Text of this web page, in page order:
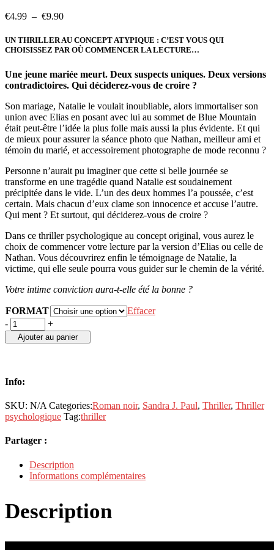
€4.99 – €9.90Plage
prix :
€4.99
€9.90
UN THRILLER AU CONCEPT ATYPIQUE : C’EST VOUS QUI
CHOISISSEZ PAR OÙ COMMENCER LA LECTURE…
Une jeune mariée meurt. Deux suspects uniques. Deux versions
contradictoires. Qui déciderez-vous de croire ?
Son mariage, Natalie le voulait inoubliable, alors immortaliser son
union avec Elias en posant avec lui au sommet de Blue Mountain
était peut-être l’idée la plus folle mais aussi la plus évidente. Et qui
de mieux pour assurer la séance photo que Nathan, meilleur ami et
témoin du marié, et accessoirement photographe de mode reconnu ?
Personne n’aurait pu imaginer que cette si belle journée se
transforme en une tragédie quand Natalie est soudainement
précipitée dans le vide. L’un des deux hommes l’a poussée, c’est
certain. Mais chacun d’eux clame son innocence et accuse l’autre.
Qui ment ? Et surtout, qui déciderez-vous de croire ?
Dans ce thriller psychologique au concept original, vous aurez le
choix de commencer votre lecture par la version d’Elias ou celle de
Nathan. Vous découvrirez enfin le témoignage de Natalie, la
victime, qui elle seule pourra vous guider sur le chemin de la vérité.
Votre intime conviction aura-t-elle été la bonne ?
FORMAT
Effacer
Quelqu'un
ment
quantity
- +
Ajouter au panier
Info:
SKU: N/A Categories:Roman noir, Sandra J. Paul, Thriller, Thriller
psychologique Tag:thriller
Partager :
Description
Informations complémentaires
Description